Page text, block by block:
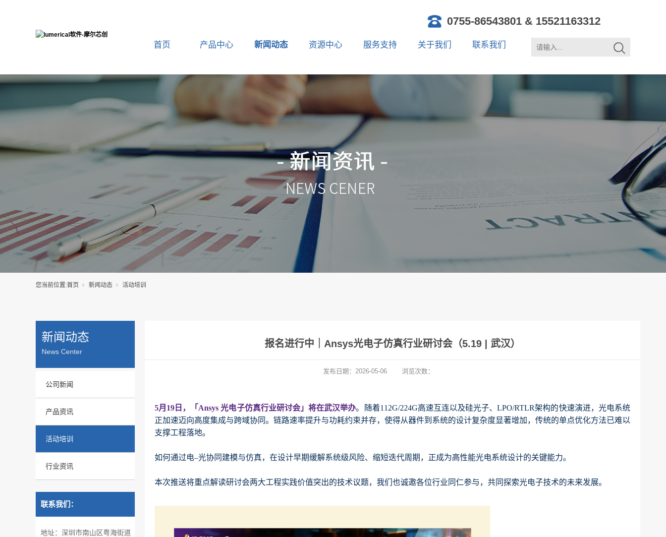
0755-86543801 & 15521163312
首页 产品中心 新闻动态 资源中心 服务支持 关于我们 联系我们
您当前位置:首页 新闻动态 活动培训
新闻动态
News Center
公司新闻
产品资讯
活动培训
行业资讯
联系我们：
地址：深圳市南山区粤海街道
报名进行中｜Ansys光电子仿真行业研讨会（5.19 | 武汉）
发布日期： 2026-05-06 浏览次数：
5月19日，「Ansys 光电子仿真行业研讨会」将在武汉举办。
随着112G/224G高速互连以及硅光子、LPO/RTLR架构的快速演进，光电系统
正加速迈向高度集成与跨域协同。链路速率提升与功耗约束并存，使得从器件到系统的设计复杂度显著增加，传统的单点优化方法已难以
支撑工程落地。
如何通过电–光协同建模与仿真，在设计早期缓解系统级风险、缩短迭代周期，正成为高性能光电系统设计的关键能力。
本次推送将重点解读研讨会两大工程实践价值突出的技术议题，我们也诚邀各位行业同仁参与，共同探索光电子技术的未来发展。